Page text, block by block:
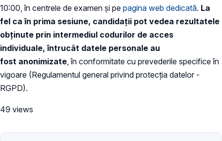
10:00, în centrele de examen și pe pagina web dedicată. La
fel ca în prima sesiune, candidații pot vedea rezultatele
obținute prin intermediul codurilor de acces
individuale, întrucât datele personale au
fost anonimizate , în conformitate cu prevederile specifice în
vigoare (Regulamentul general privind protecția datelor -
RGPD).
49 views